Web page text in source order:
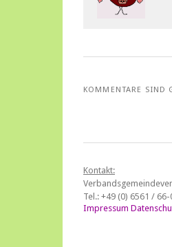
KOMMENTARE SIND
Kontakt:
Tel.: +49 (0) 6561 / 66-
Impressum